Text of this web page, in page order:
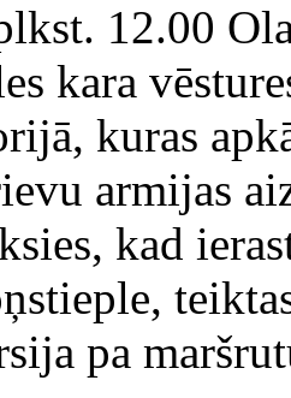
12.00
kara
kuras
armijas
kad
pa